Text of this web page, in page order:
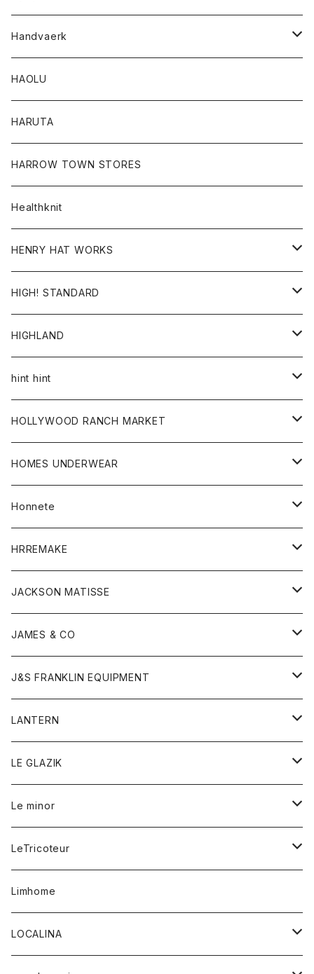
アウター
カーディガン
コート
トップス
シャツ
スウェット
レディース
カーディガン
コート
ボトム
パンツ
Handvaerk
トップス
Tシャツ
ロンTEE
HAOLU
HARUTA
HARROW TOWN STORES
Healthknit
HENRY HAT WORKS
帽子
HIGH! STANDARD
アウター
ジャケット
トップス
シャツ
カーディガン
ボトム
グッズ
帽子
HIGHLAND
帽子
hint hint
ストール
HOLLYWOOD RANCH MARKET
アウター
カーディガン
コート
フリース
アクセサリー
ウォレット
ストール
マフラー
リング
キッズ
Tシャツ
グッズ
アンダーウェア
靴
バンダナ
トップス
カーディガン
ジャケット
タンクトップ
Tシャツ
ボトム
オーバーオール
ショートパンツ
レディース
アウター
カーディガン
HOMES UNDERWEAR
アウター
カーディガン
コート
キッズ
Tシャツ
ロンパース
グッズ
靴
ストール
トップス
カットソー
シャツ
ボトム
オーバーオール
ショートパンツ
レディース
オーバーオール
シャツ
ワンピース
ワンピース
Honnete
ブラウス
ワンピース
HRREMAKE
バック
キッズ
トレーナー
トップス
Gジャケット
スウェット
帽子
JACKSON MATISSE
Tシャツ
帽子
JAMES & CO
ボトム
J&S FRANKLIN EQUIPMENT
アウター
LANTERN
アウター
Tシャツ
LE GLAZIK
レディース
コート
シャツ
Le minor
ボトム
スカート
パンツ
レディース
アウター
カットソー
トップス
LeTricoteur
カーディガン
Limhome
LOCALINA